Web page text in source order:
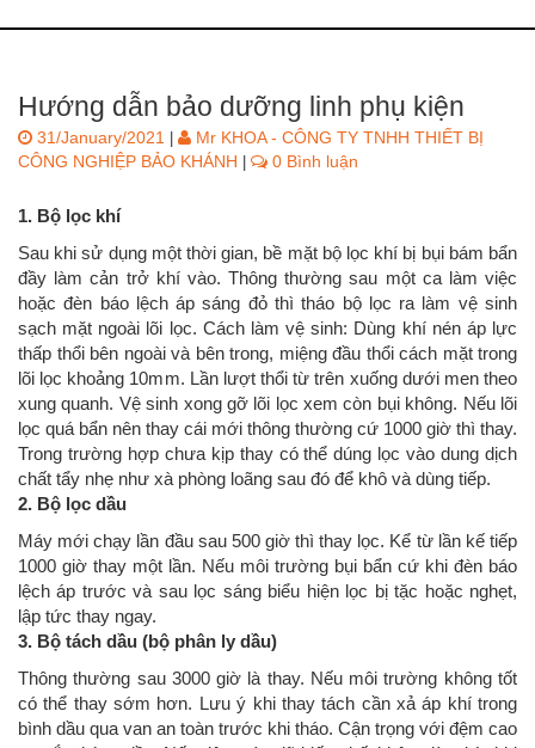
Hướng dẫn bảo dưỡng linh phụ kiện
31/January/2021
Mr KHOA - CÔNG TY TNHH THIẾT BỊ
CÔNG NGHIỆP BẢO KHÁNH
0 Bình luận
1. Bộ lọc khí
Sau khi sử dụng một thời gian, bề mặt bộ lọc khí bị bụi bám bẩn
đầy làm cản trở khí vào. Thông thường sau một ca làm việc
hoặc đèn báo lệch áp sáng đỏ thì tháo bộ lọc ra làm vệ sinh
sạch mặt ngoài lõi lọc. Cách làm vệ sinh: Dùng khí nén áp lực
thấp thổi bên ngoài và bên trong, miệng đầu thổi cách mặt trong
lõi lọc khoảng 10mm. Lần lượt thổi từ trên xuống dưới men theo
xung quanh. Vệ sinh xong gỡ lõi lọc xem còn bụi không. Nếu lõi
lọc quá bẩn nên thay cái mới thông thường cứ 1000 giờ thì thay.
Trong trường hợp chưa kịp thay có thể dúng lọc vào dung dịch
chất tẩy nhẹ như xà phòng loãng sau đó để khô và dùng tiếp.
2. Bộ lọc dầu
Máy mới chạy lần đầu sau 500 giờ thì thay lọc. Kể từ lần kế tiếp
1000 giờ thay một lần. Nếu môi trường bụi bẩn cứ khi đèn báo
lệch áp trước và sau lọc sáng biểu hiện lọc bị tặc hoặc nghẹt,
lập tức thay ngay.
3. Bộ tách dầu (bộ phân ly dầu)
Thông thường sau 3000 giờ là thay. Nếu môi trường không tốt
có thể thay sớm hơn. Lưu ý khi thay tách cần xả áp khí trong
bình dầu qua van an toàn trước khi tháo. Cận trọng với đệm cao